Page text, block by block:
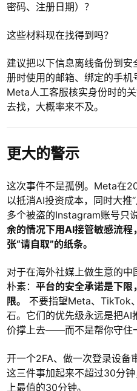
密码、注册日期）？
这些材料现在找得到吗？
建议把以下信息离线备份到
册时使用的邮箱、绑定的手
Meta人工客服核实身份时的
去找，大概率来不及。
更大的警示
这次事件不是孤例。Meta在
以抵消AI投资成本，同时大推
多个被盗的Instagram账号只
余的情况下用AI接管敏感流
张“请自取”的纸条。
对于在海外社媒上做生意的
朴素： 平台的安全承诺是下限
限。
不要指望Meta、TikTok
石。它们的优先级永远是把
价撑上去——而不是帮你守住
开一个2FA、做一次登录设备
这三件事加起来不超过30分
上最值的30分钟。